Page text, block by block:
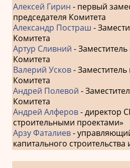
Алексей Гирин - первый
председателя Комитета
Александр Постраш -
Комитета
Артур Сливний -
Комитета
Валерий Усков- Заместитель
Комитета
Андрей Полевой -
Комитета
Андрей Алферов- директор
строительными проектами»
Арзу Фаталиев-
капитального строительства